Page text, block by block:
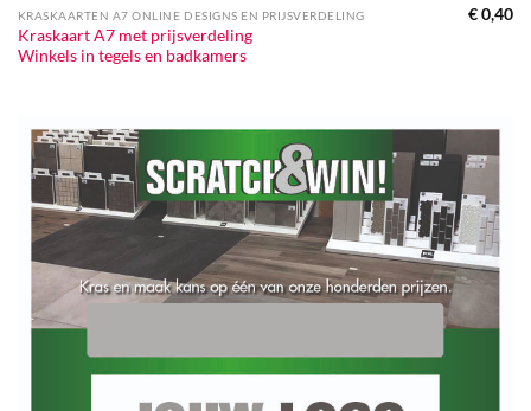
KRASKAARTEN A7 ONLINE DESIGNS EN PRIJSVERDELING
Kraskaart A7 met prijsverdeling
Winkels in tegels en badkamers
€0,40